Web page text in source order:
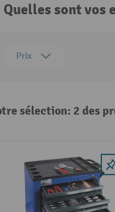
Quelles sont vos
Prix
sélection: 2 des